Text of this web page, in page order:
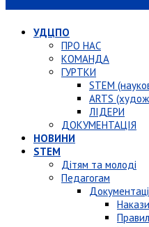
УДЦПО
ПРО НАС
КОМАНДА
ГУРТКИ
STEM
ARTS
ЛІДЕРИ
ДОКУМЕНТАЦІЯ
НОВИНИ
STEM
Дітям та молоді
Педагогам